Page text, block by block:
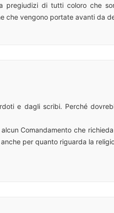
pregiudizi di tutti coloro che
che vengono portate avanti da
e dagli scribi. Perché
Comandamento che
per quanto riguarda la